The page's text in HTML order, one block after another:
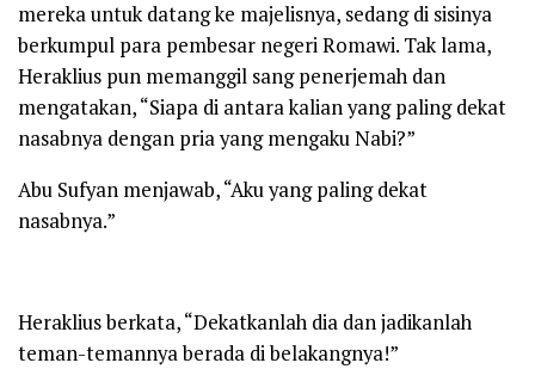
mereka untuk datang ke majelisnya, sedang di sisinya
berkumpul para pembesar negeri Romawi. Tak lama,
Heraklius pun memanggil sang penerjemah dan
mengatakan, “Siapa di antara kalian yang paling dekat
nasabnya dengan pria yang mengaku Nabi?”
Abu Sufyan menjawab, “Aku yang paling dekat
nasabnya.”
Heraklius berkata, “Dekatkanlah dia dan jadikanlah
teman-temannya berada di belakangnya!”